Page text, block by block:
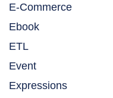
E-Commerce
Ebook
ETL
Event
Expressions